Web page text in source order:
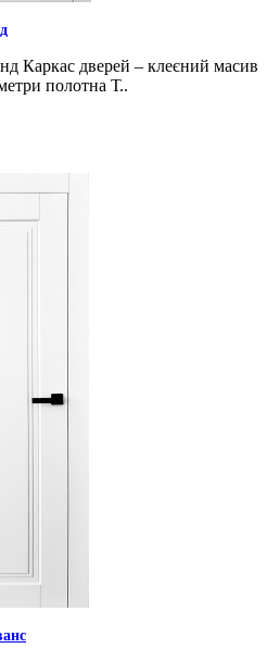
Каркас дверей – клеєний масив
полотна Т..